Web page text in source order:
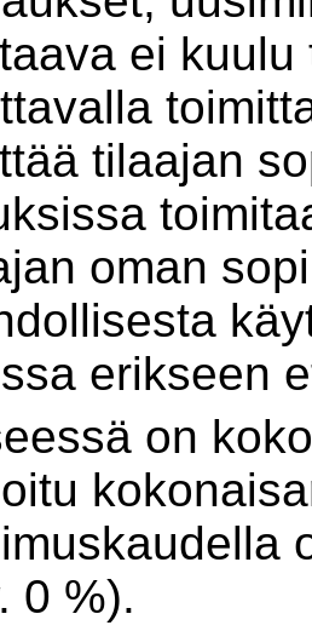
ei
tilaajan
oman
erikseen
on
0 %).